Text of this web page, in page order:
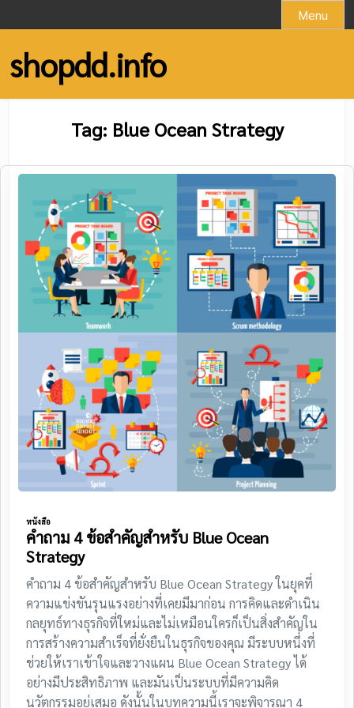
to
content
Menu
shopdd.info
Tag: Blue Ocean Strategy
หนังสือ
คำถาม 4 ข้อสำคัญสำหรับ Blue Ocean
Strategy
คำถาม 4 ข้อสำคัญสำหรับ Blue Ocean Strategy ในยุคที่
ความแข่งขันรุนแรงอย่างที่เคยมีมาก่อน การคิดและดำเนิน
กลยุทธ์ทางธุรกิจที่ใหม่และไม่เหมือนใครก็เป็นสิ่งสำคัญใน
การสร้างความสำเร็จที่ยั่งยืนในธุรกิจของคุณ มีระบบหนึ่งที่
ช่วยให้เราเข้าใจและวางแผน Blue Ocean Strategy ได้
อย่างมีประสิทธิภาพ และมันเป็นระบบที่มีความคิด
นวัตกรรมอยู่เสมอ ดังนั้นในบทความนี้เราจะพิจารณา 4